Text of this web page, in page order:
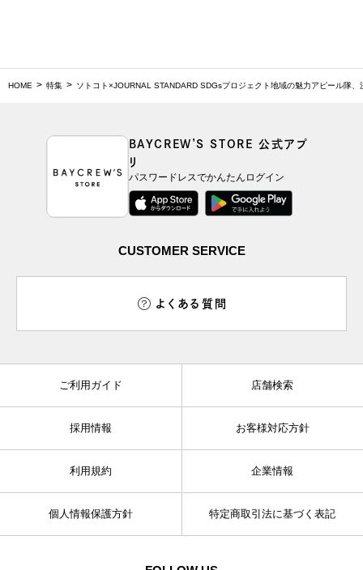
HOME 特集 ソトコト×JOURNAL STANDARD SDGsプロジェクト地域の魅力アピール隊、
BAYCREW’S STORE 公式アプ
リ
パスワードレスでかんたんログイン
CUSTOMER SERVICE
よくある質問
ご利用ガイド 店舗検索
採用情報 お客様対応方針
利用規約 企業情報
個人情報保護方針 特定商取引法に基づく表記